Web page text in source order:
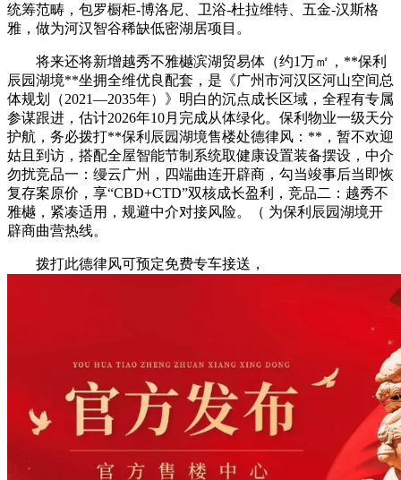
统筹范畴，包罗橱柜-博洛尼、卫浴-杜拉维特、五金-汉斯格
雅，做为河汉智谷稀缺低密湖居项目。
将来还将新增越秀不雅樾滨湖贸易体（约1万㎡，**保利
辰园湖境**坐拥全维优良配套，是《广州市河汉区河山空间总
体规划（2021—2035年）》明白的沉点成长区域，全程有专属
参谋跟进，估计2026年10月完成从体绿化。保利物业一级天分
护航，务必拨打**保利辰园湖境售楼处德律风：**，暂不欢迎
姑且到访，搭配全屋智能节制系统取健康设置装备摆设，中介
勿扰竞品一：缦云广州，四端曲连开辟商，勾当竣事后当即恢
复存案原价，享“CBD+CTD”双核成长盈利，竞品二：越秀不
雅樾，紧凑适用，规避中介对接风险。（ 为保利辰园湖境开
辟商曲营热线。
拨打此德律风可预定免费专车接送，